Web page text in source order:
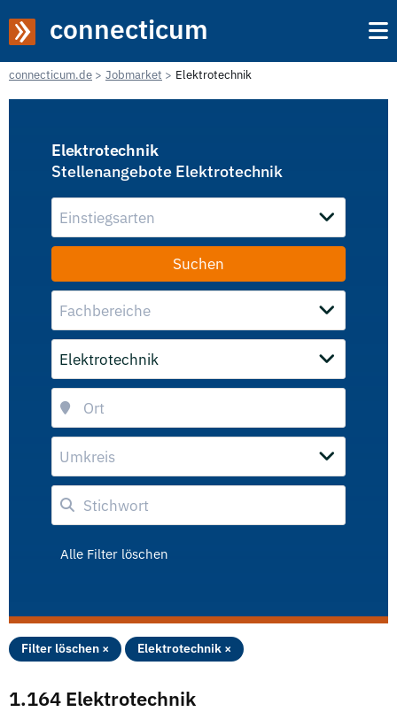
connecticum
connecticum.de Jobmarket Elektrotechnik
Elektrotechnik
Stellenangebote Elektrotechnik
Einstiegsarten
Fachbereiche
Elektrotechnik
Umkreis
Alle Filter löschen
Filter löschen × Elektrotechnik ×
1.164 Elektrotechnik